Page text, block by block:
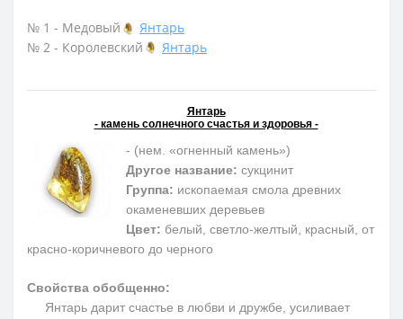
№ 1 - Медовый
Янтарь
№ 2 - Королевский
Янтарь
Янтарь
- камень солнечного счастья и здоровья -
- (нем. «огненный камень»)
Другое название: сукцинит
Группа: ископаемая смола древних
окаменевших деревьев
Цвет: белый, светло-желтый, красный, от
красно-коричневого до черного
Свойства обобщенно:
Янтарь дарит счастье в любви и дружбе, усиливает